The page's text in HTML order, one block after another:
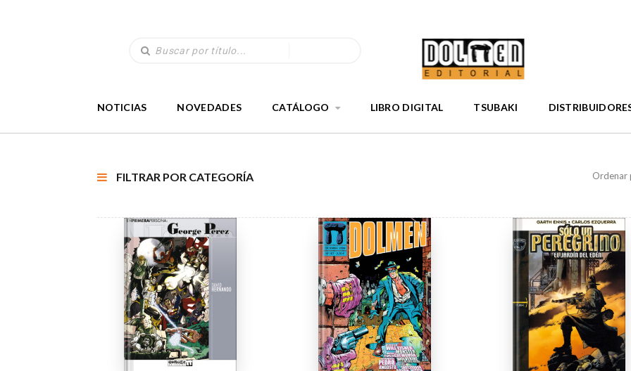
NOTICIAS NOVEDADES CATÁLOGO LIBRO DIGITAL TSUBAKI
FILTRAR POR CATEGORÍA Ordenar